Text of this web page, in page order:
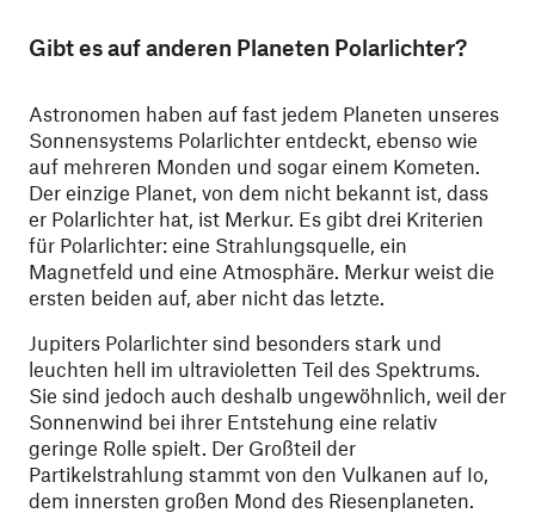
Gibt es auf anderen Planeten Polarlichter?
Astronomen haben auf fast jedem Planeten unseres
Sonnensystems Polarlichter entdeckt, ebenso wie
auf mehreren Monden und sogar einem Kometen.
Der einzige Planet, von dem nicht bekannt ist, dass
er Polarlichter hat, ist Merkur. Es gibt drei Kriterien
für Polarlichter: eine Strahlungsquelle, ein
Magnetfeld und eine Atmosphäre. Merkur weist die
ersten beiden auf, aber nicht das letzte.
Jupiters Polarlichter sind besonders stark und
leuchten hell im ultravioletten Teil des Spektrums.
Sie sind jedoch auch deshalb ungewöhnlich, weil der
Sonnenwind bei ihrer Entstehung eine relativ
geringe Rolle spielt. Der Großteil der
Partikelstrahlung stammt von den Vulkanen auf Io,
dem innersten großen Mond des Riesenplaneten.